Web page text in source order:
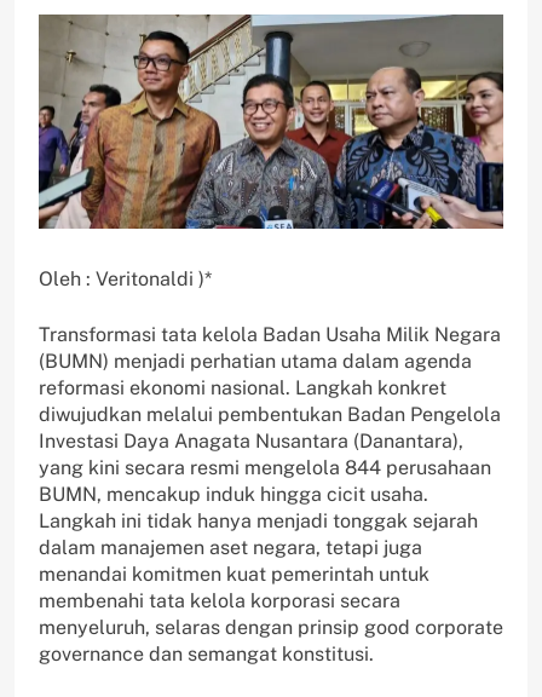
Oleh : Veritonaldi )*
Transformasi tata kelola Badan Usaha Milik Negara
(BUMN) menjadi perhatian utama dalam agenda
reformasi ekonomi nasional. Langkah konkret
diwujudkan melalui pembentukan Badan Pengelola
Investasi Daya Anagata Nusantara (Danantara),
yang kini secara resmi mengelola 844 perusahaan
BUMN, mencakup induk hingga cicit usaha.
Langkah ini tidak hanya menjadi tonggak sejarah
dalam manajemen aset negara, tetapi juga
menandai komitmen kuat pemerintah untuk
membenahi tata kelola korporasi secara
menyeluruh, selaras dengan prinsip good corporate
governance dan semangat konstitusi.